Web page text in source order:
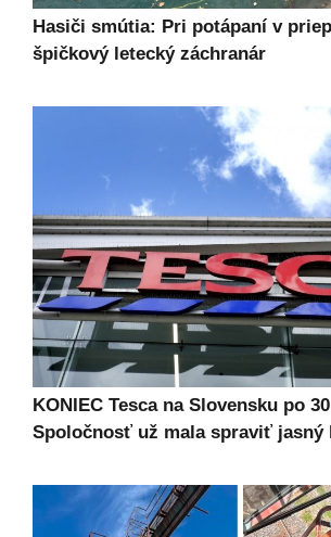
Hasiči smútia: Pri potápaní v
špičkový letecký záchranár
KONIEC Tesca na Slovensku po
Spoločnosť už mala spraviť jasný